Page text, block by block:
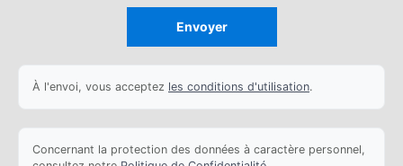
Envoyer
À l'envoi, vous acceptez les conditions d'utilisation.
Concernant la protection des données à caractère personnel,